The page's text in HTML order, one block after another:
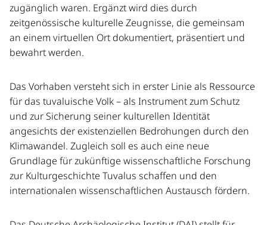
zugänglich waren. Ergänzt wird dies durch
zeitgenössische kulturelle Zeugnisse, die gemeinsam
an einem virtuellen Ort dokumentiert, präsentiert und
bewahrt werden.
Das Vorhaben versteht sich in erster Linie als Ressource
für das tuvaluische Volk – als Instrument zum Schutz
und zur Sicherung seiner kulturellen Identität
angesichts der existenziellen Bedrohungen durch den
Klimawandel. Zugleich soll es auch eine neue
Grundlage für zukünftige wissenschaftliche Forschung
zur Kulturgeschichte Tuvalus schaffen und den
internationalen wissenschaftlichen Austausch fördern.